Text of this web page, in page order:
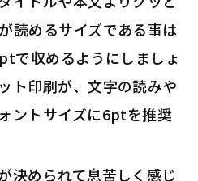
読めるサイズである事は
で収めるようにしましょ
ト印刷が、文字の読みや
ントサイズに6ptを推奨
決められて息苦しく感じ